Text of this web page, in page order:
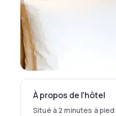
À propos de l'hôtel
Situé à 2 minutes à